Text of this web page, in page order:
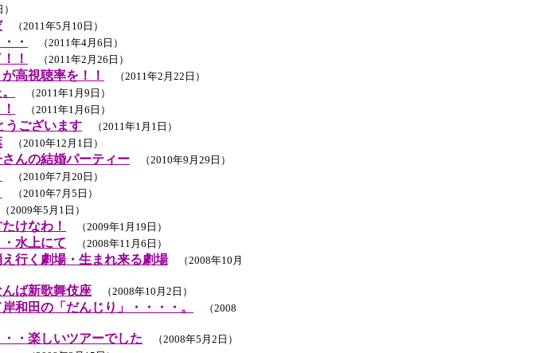
（2011年5月10日）
・ （2011年4月6日）
！ （2011年2月26日）
高視聴率を！！ （2011年2月22日）
（2011年1月9日）
（2011年1月6日）
ございます （2011年1月1日）
（2010年12月1日）
んの結婚パーティー （2010年9月29日）
（2010年7月20日）
（2010年7月5日）
2009年5月1日）
けなわ！ （2009年1月19日）
水上にて （2008年11月6日）
行く劇場・生まれ来る劇場（2008年10月
ば新歌舞伎座 （2008年10月2日）
和田の「だんじり」・・・・。
（2008
・楽しいツアーでした （2008年5月2日）